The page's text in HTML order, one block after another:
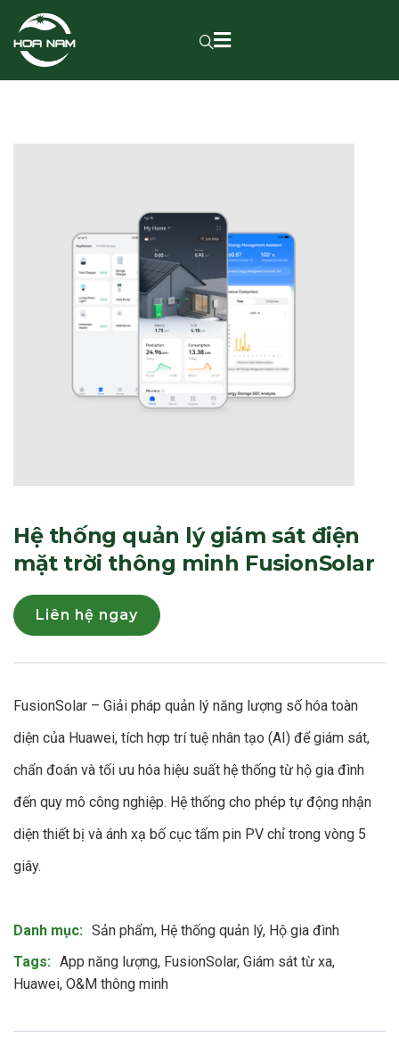
Hệ thống quản lý giám sát điện
mặt trời thông minh FusionSolar
Liên hệ ngay
FusionSolar – Giải pháp quản lý năng lượng số hóa toàn
diện của Huawei, tích hợp trí tuệ nhân tạo (AI) để giám sát,
chẩn đoán và tối ưu hóa hiệu suất hệ thống từ hộ gia đình
đến quy mô công nghiệp. Hệ thống cho phép tự động nhận
diện thiết bị và ánh xạ bố cục tấm pin PV chỉ trong vòng 5
giây.
Danh mục: Sản phẩm, Hệ thống quản lý, Hộ gia đình
Tags: App năng lượng, FusionSolar, Giám sát từ xa,
Huawei, O&M thông minh